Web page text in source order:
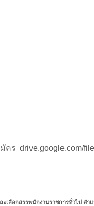
คร drive.google.com/
ะเลือกสรรพนักงานราชการทั่วไป ตำ